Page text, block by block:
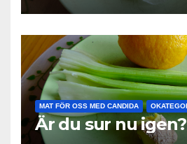
MAT FÖR OSS MED CANDIDA
Är du sur nu igen?